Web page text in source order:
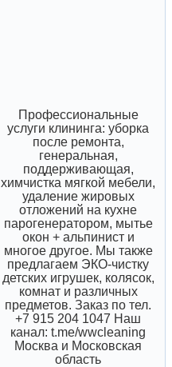
Профессиональные
услуги клининга: уборка
после ремонта,
генеральная,
поддерживающая,
химчистка мягкой мебели,
удаление жировых
отложений на кухне
парогенератором, мытье
окон + альпинист и
многое другое. Мы также
предлагаем ЭКО-чистку
детских игрушек, колясок,
комнат и различных
предметов. Заказ по тел.
+7 915 204 1047 Наш
канал: t.me/wwcleaning
Москва и Московская
область